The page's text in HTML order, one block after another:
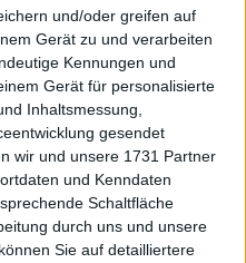
und/oder greifen auf
Gerät zu und verarbeiten
Kennungen und
Gerät für personalisierte
Inhaltsmessung,
gesendet
wir und unsere 1731 Partner
und Kenndaten
Schaltfläche
durch uns und unsere
Sie auf detailliertere
sich eine Woche lang
Finals vorzubereiten.
mit 10.390 Punkten
Punkten ihre engste
in Wuhan liegt Coco
und wird bei den Tour
Auch für Amanda
Jessica Pegula auf Platz